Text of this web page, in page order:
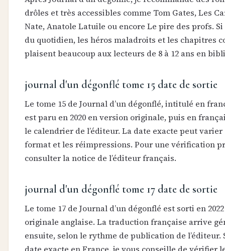
drôles et très accessibles comme Tom Gates, Les
Nate, Anatole Latuile ou encore Le pire des profs.
du quotidien, les héros maladroits et les chapitres
plaisent beaucoup aux lecteurs de 8 à 12 ans en
journal d'un dégonflé tome 15 date de sortie
Le tome 15 de Journal d’un dégonflé, intitulé en
est paru en 2020 en version originale, puis en
le calendrier de l’éditeur. La date exacte peut varier
format et les réimpressions. Pour une vérification
consulter la notice de l’éditeur français.
journal d'un dégonflé tome 17 date de sortie
Le tome 17 de Journal d’un dégonflé est sorti en
originale anglaise. La traduction française arrive
ensuite, selon le rythme de publication de l’éditeur.